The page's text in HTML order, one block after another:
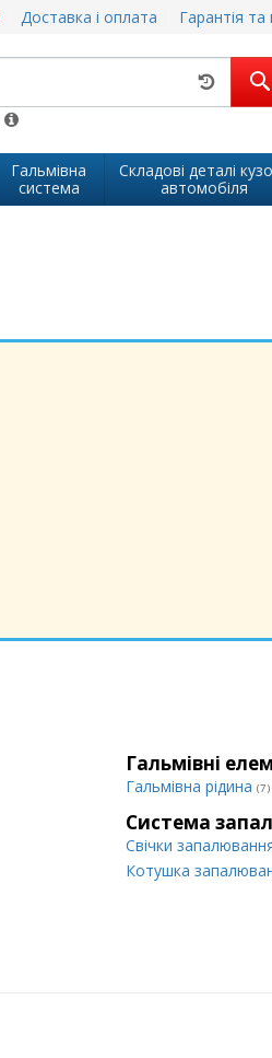
Доставка і оплата Гарантія
Гальмівна
система
Складові деталі
автомобіля
Гальмівні
Гальмівна рідина (7)
Система
Свічки
Котушка